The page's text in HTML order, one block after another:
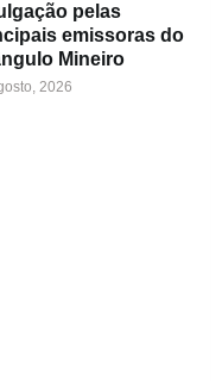
pelas
emissoras do
Mineiro
2026